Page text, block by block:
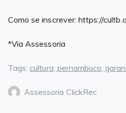
Como se inscrever: https://
*Via Assessoria
Tags: cultura; pernambuco;
Assessoria ClickRec